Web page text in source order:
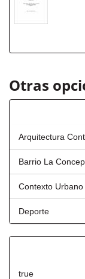
Otras
Arquitectura
Barrio La
Contexto Urbano
Deporte
true